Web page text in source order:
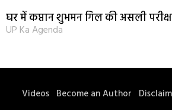
घर में कप्तान शुभमन गिल की असली
UP Ka Agenda
Videos Become an Author